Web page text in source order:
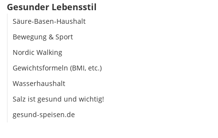
Gesunder Lebensstil
Säure-Basen-Haushalt
Bewegung & Sport
Nordic Walking
Gewichtsformeln (BMI, etc.)
Wasserhaushalt
Salz ist gesund und wichtig!
gesund-speisen.de